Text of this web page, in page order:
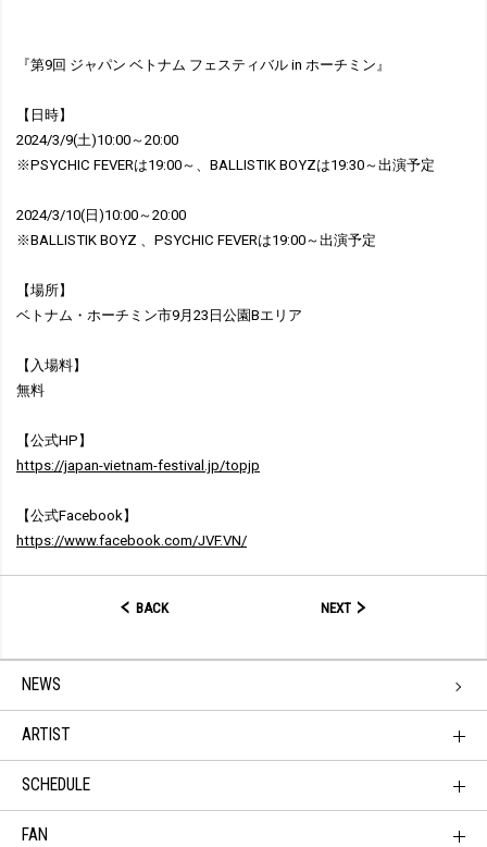
『第9回 ジャパン ベトナム フェスティバル in ホーチミン』
【日時】
2024/3/9(土)10:00～20:00
※PSYCHIC FEVERは19:00～、BALLISTIK BOYZは19:30～出演予定
2024/3/10(日)10:00～20:00
※BALLISTIK BOYZ 、PSYCHIC FEVERは19:00～出演予定
【場所】
ベトナム・ホーチミン市9月23日公園Bエリア
【入場料】
無料
【公式HP】
https://japan-vietnam-festival.jp/topjp
【公式Facebook】
https://www.facebook.com/JVF.VN/
BACK NEXT
NEWS
ARTIST
SCHEDULE
FAN